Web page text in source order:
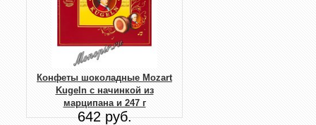
Конфеты шоколадные Mozart
Kugeln с начинкой из
марципана и 247 г
642 руб.